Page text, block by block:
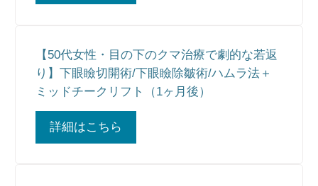
【50代女性・目の下のクマ治療で劇的な若返
り】下眼瞼切開術/下眼瞼除皺術/ハムラ法＋
ミッドチークリフト（1ヶ月後）
詳細はこちら